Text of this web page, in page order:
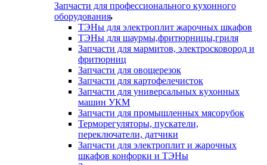
Запчасти для профессионального кухонного
оборудования
ТЭНы для электроплит жарочных шкафов
ТЭНы для шаурмы,фритюрницы,гриля
Запчасти для мармитов, электросковород и
фритюрниц
Запчасти для овощерезок
Запчасти для картофелечисток
Запчасти для универсальных кухонных
машин УКМ
Запчасти для промышленных мясорубок
Терморегуляторы, пускатели,
переключатели, датчики
Запчасти для электроплит и жарочных
шкафов конфорки и ТЭНы